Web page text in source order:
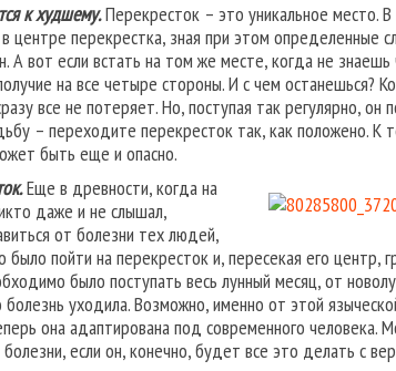
к худшему.Перекресток – это уникальное место.
центре перекрестка, зная при этом определенные
А вот если встать на том же месте, когда не
на все четыре стороны. И с чем останешься?
все не потеряет. Но, поступая так регулярно,
– переходите перекресток так, как положено. К
быть еще и опасно.
Еще в древности, когда на
даже и не слышал,
от болезни тех людей,
пойти на перекресток и, пересекая его центр,
было поступать весь лунный месяц, от
болезнь уходила. Возможно, именно от этой
она адаптирована под современного человека.
если он, конечно, будет все это делать с